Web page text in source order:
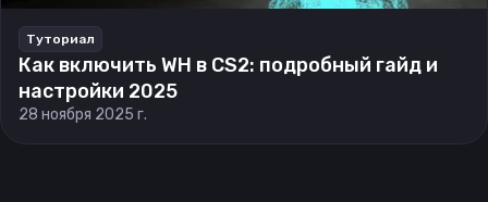
Туториал
Как включить WH в CS2: подробный гайд и
настройки 2025
28 ноября 2025 г.